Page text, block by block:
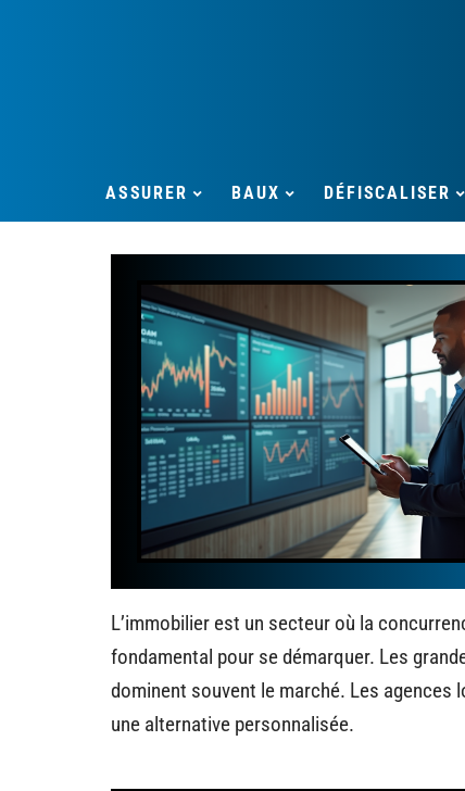
ASSURER BAUX DÉFISCALISER
L’immobilier est un secteur où la
fondamental pour se démarquer. Les
dominent souvent le marché. Les
une alternative personnalisée.